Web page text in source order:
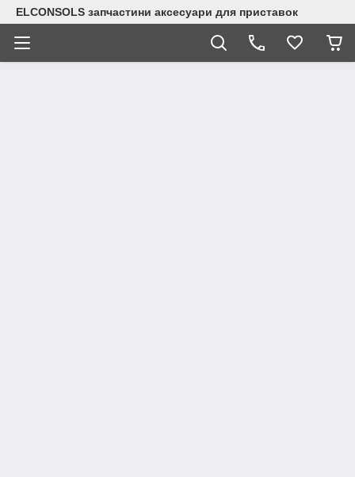
ELCONSOLS запчастини аксесуари для приставок